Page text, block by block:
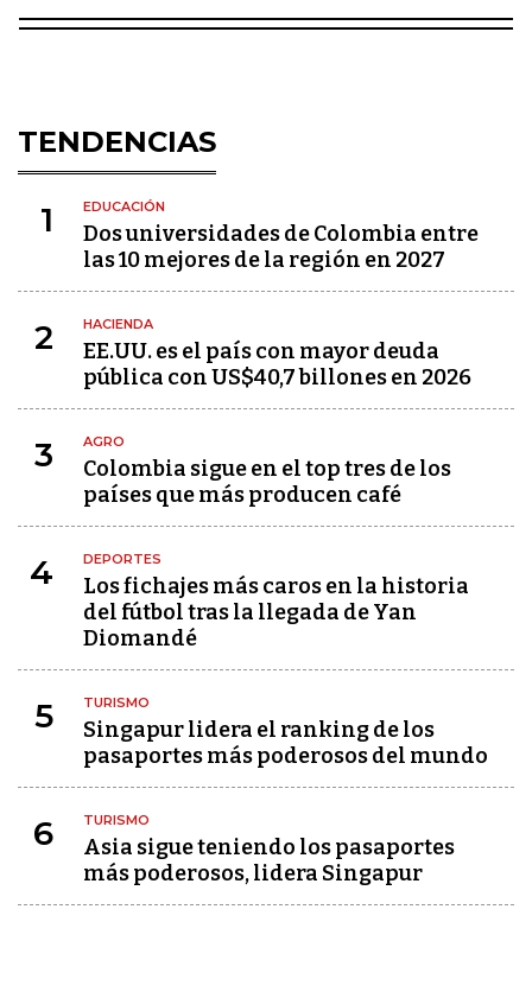
TENDENCIAS
1 EDUCACIÓN
Dos universidades de Colombia entre
las 10 mejores de la región en 2027
2 HACIENDA
EE.UU. es el país con mayor deuda
pública con US$40,7 billones en 2026
3 AGRO
Colombia sigue en el top tres de los
países que más producen café
4 DEPORTES
Los fichajes más caros en la historia
del fútbol tras la llegada de Yan
Diomandé
5 TURISMO
Singapur lidera el ranking de los
pasaportes más poderosos del mundo
6 TURISMO
Asia sigue teniendo los pasaportes
más poderosos, lidera Singapur